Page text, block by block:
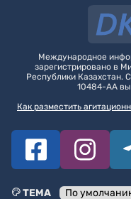
Международное
зарегистрировано в
Республики Казахстан.
10484-АА
Как разместить
ТЕМА